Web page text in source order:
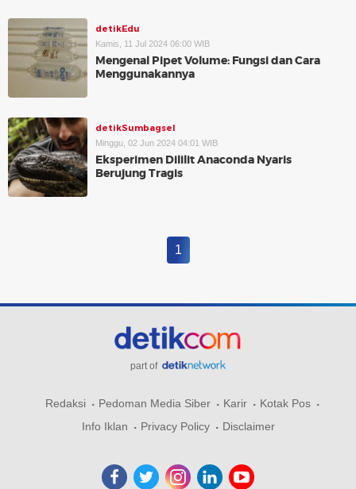
detikEdu
Kamis, 11 Jul 2024 06:00 WIB
Mengenal Pipet Volume: Fungsi dan Cara
Menggunakannya
detikSumbagsel
Minggu, 02 Jun 2024 04:01 WIB
Eksperimen Dililit Anaconda Nyaris
Berujung Tragis
1
part of
Redaksi Pedoman Media Siber Karir
Kotak Pos
Info Iklan
Privacy Policy Disclaimer